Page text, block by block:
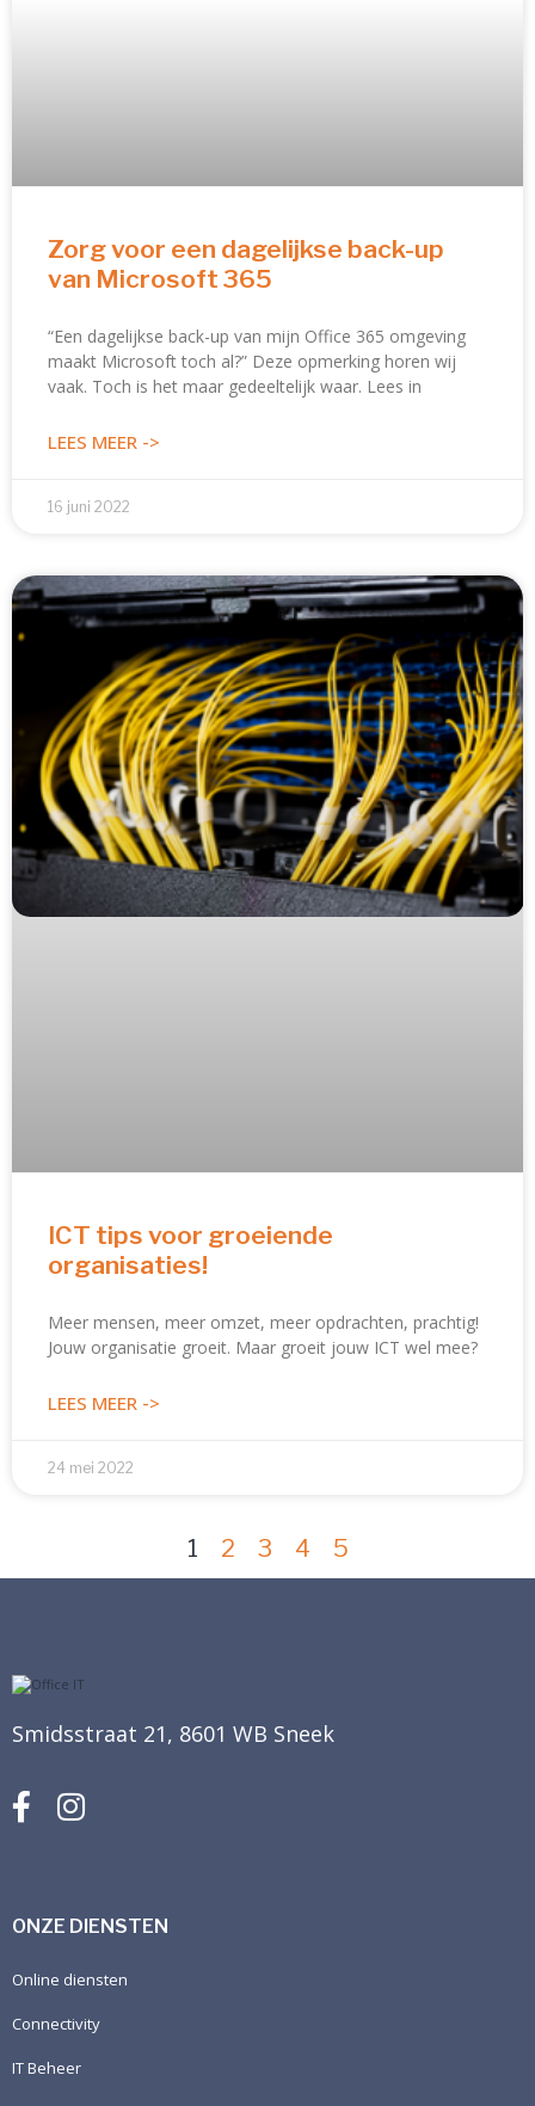
Zorg voor een dagelijkse back-up
van Microsoft 365
“Een dagelijkse back-up van mijn Office 365 omgeving
maakt Microsoft toch al?” Deze opmerking horen wij
vaak. Toch is het maar gedeeltelijk waar. Lees in
LEES MEER ->
16 juni 2022
ICT tips voor groeiende
organisaties!
Meer mensen, meer omzet, meer opdrachten, prachtig!
Jouw organisatie groeit. Maar groeit jouw ICT wel mee?
LEES MEER ->
24 mei 2022
1 2 3 4 5
Smidsstraat 21, 8601 WB Sneek
ONZE DIENSTEN
Online diensten
Connectivity
IT Beheer